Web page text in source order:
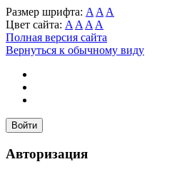
Размер шрифта: A A A
Цвет сайта: A A A A
Полная версия сайта
Вернуться к обычному виду
Войти
Авторизация